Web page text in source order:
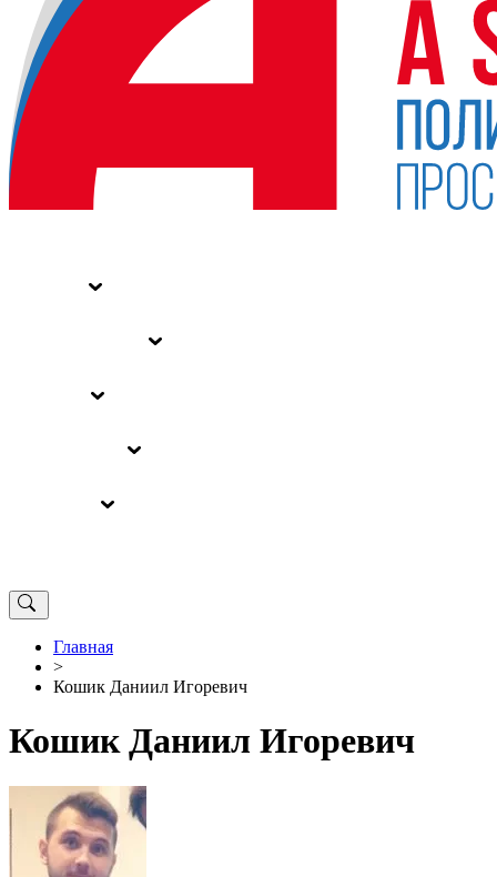
Главная
>
Кошик Даниил Игоревич
Кошик Даниил Игоревич